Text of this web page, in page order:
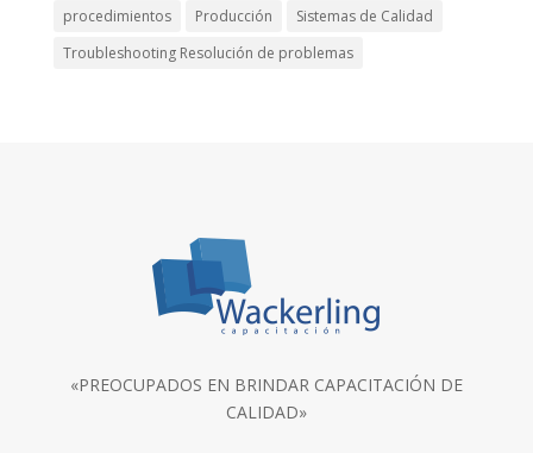
procedimientos
Producción
Sistemas de Calidad
Troubleshooting Resolución de problemas
«PREOCUPADOS EN BRINDAR CAPACITACIÓN DE
CALIDAD»